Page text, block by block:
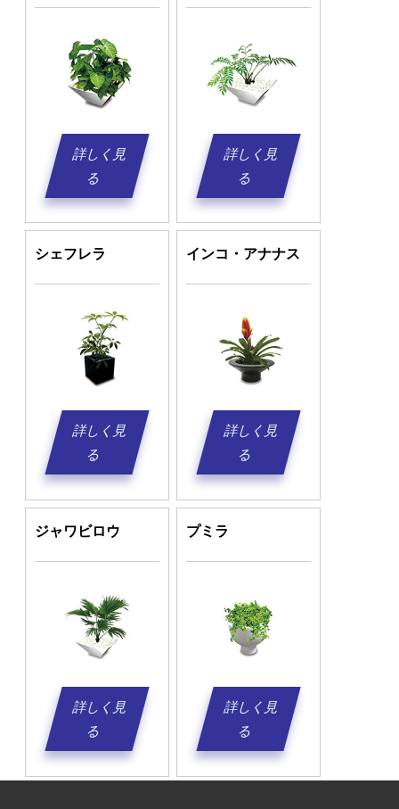
詳しく見
る
詳しく見
る
シェフレラ
詳しく見
る
インコ・アナナス
詳しく見
る
ジャワビロウ
詳しく見
る
プミラ
詳しく見
る